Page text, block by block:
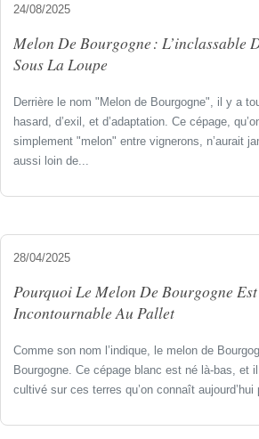
24/08/2025
Melon De Bourgogne : L’inclassable
Sous La Loupe
Derrière le nom "Melon de Bourgogne", il y a
hasard, d’exil, et d’adaptation. Ce cépage,
simplement "melon" entre vignerons, n’aurait
aussi loin de...
28/04/2025
Pourquoi Le Melon De Bourgogne
Incontournable Au Pallet
Comme son nom l’indique, le melon de
Bourgogne. Ce cépage blanc est né là-bas, et
cultivé sur ces terres qu’on connaît aujourd’hui